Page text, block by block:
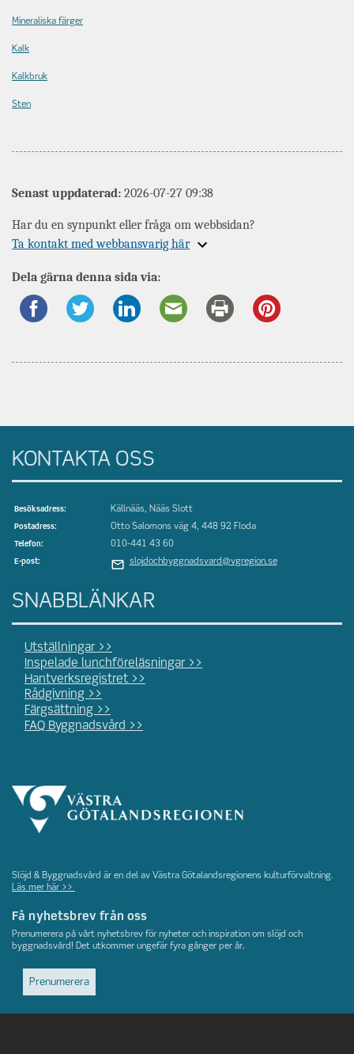
Mineraliska färger
Kalk
Kalkbruk
Sten
Senast uppdaterad: 2026-07-27 09:38
Har du en synpunkt eller fråga om webbsidan?
Expandera
om
Ta kontakt med webbansvarig här
Dela gärna denna sida via:
KONTAKTA OSS
Besöksadress: Källnääs, Nääs Slott
Postadress: Otto Salomons väg 4, 448 92 Floda
Telefon: 010-441 43 60
E-post: slojdochbyggnadsvard@vgregion.se
SNABBLÄNKAR
Utställningar >>
Inspelade lunchföreläsningar >>
Hantverksregistret >>
Rådgivning >>
Färgsättning >>
FAQ Byggnadsvård >>
Slöjd & Byggnadsvård är en del av Västra Götalandsregionens kulturförvaltning.
Läs mer här >>
Få nyhetsbrev från oss
Prenumerera på vårt nyhetsbrev för nyheter och inspiration om slöjd och
byggnadsvård! Det utkommer ungefär fyra gånger per år.
Prenumerera